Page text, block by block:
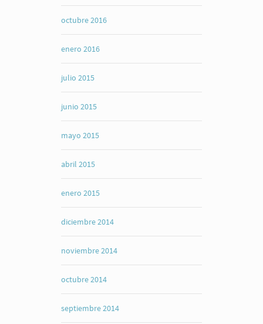
octubre 2016
enero 2016
julio 2015
junio 2015
mayo 2015
abril 2015
enero 2015
diciembre 2014
noviembre 2014
octubre 2014
septiembre 2014